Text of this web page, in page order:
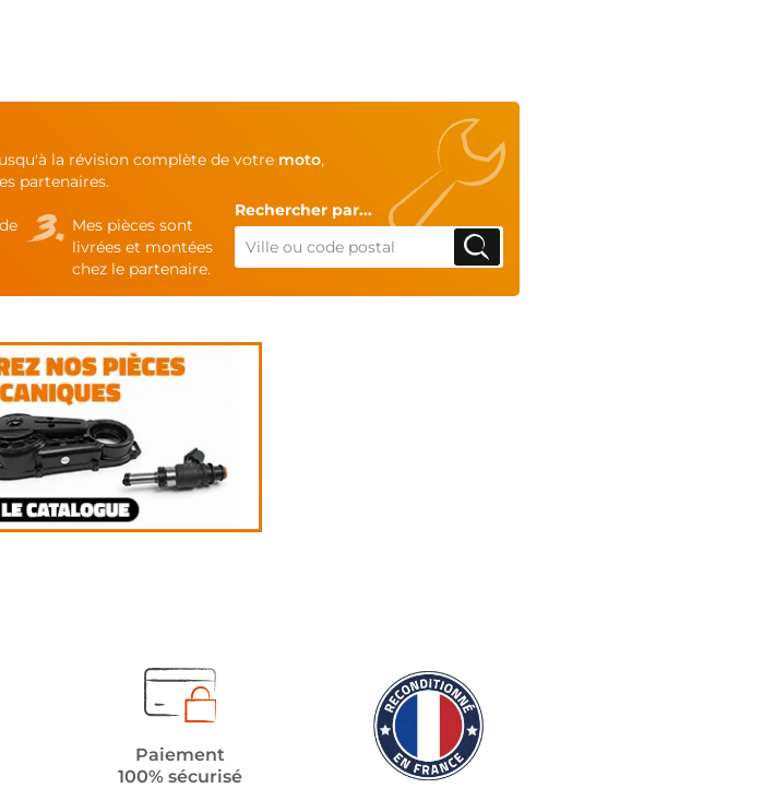
la révision complète de votre moto,
partenaires.
Mes pièces sont
livrées et montées
chez le partenaire.
Rechercher par...
Paiement
100% sécurisé